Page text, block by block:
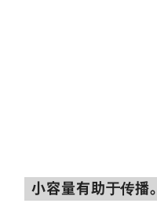
小容量有助于传播。